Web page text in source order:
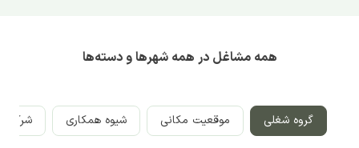
همه مشاغل در همه شهرها و دسته‌ها
گروه شغلی موقعیت مکانی شیوه همکاری